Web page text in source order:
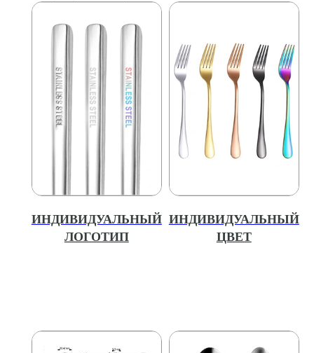
ИНДИВИДУАЛЬНЫЙ
ЛОГОТИП
ИНДИВИДУАЛЬНЫЙ
ЦВЕТ